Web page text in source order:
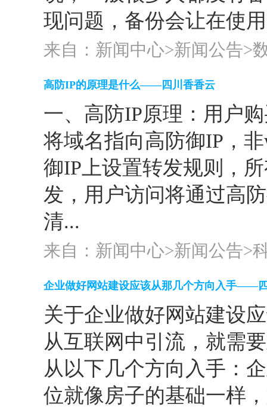
现问题，备份会让在使
来自：新闻中心>新闻公告>
高防IP的原理是什么——四川香香云
一、高防IP原理：用户
将域名指向高防御IP，
御IP上设置转发规则，
发，用户访问将通过高
清...
来自：新闻中心>新闻公告>
企业做好网站建设应该从那几个方向入手——
关于企业做好网站建设
从互联网中引流，就需
从以下几个方向入手：
位就像房子的基础一样